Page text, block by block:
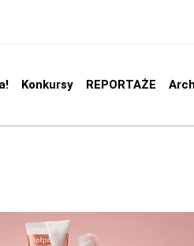
Konkursy REPORTAŻE